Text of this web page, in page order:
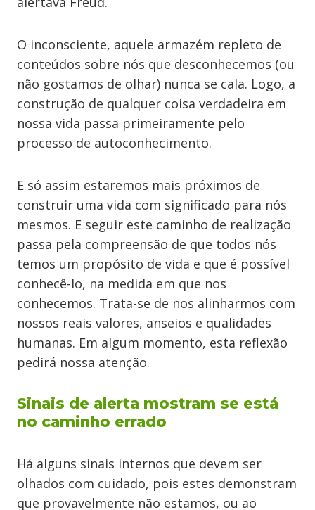
O inconsciente, aquele armazém repleto de
conteúdos sobre nós que desconhecemos (ou
não gostamos de olhar) nunca se cala. Logo, a
construção de qualquer coisa verdadeira em
nossa vida passa primeiramente pelo
processo de autoconhecimento.
E só assim estaremos mais próximos de
construir uma vida com significado para nós
mesmos. E seguir este caminho de realização
passa pela compreensão de que todos nós
temos um propósito de vida e que é possível
conhecê-lo, na medida em que nos
conhecemos. Trata-se de nos alinharmos com
nossos reais valores, anseios e qualidades
humanas. Em algum momento, esta reflexão
pedirá nossa atenção.
Sinais de alerta mostram se está
no caminho errado
Há alguns sinais internos que devem ser
olhados com cuidado, pois estes demonstram
que provavelmente não estamos, ou ao